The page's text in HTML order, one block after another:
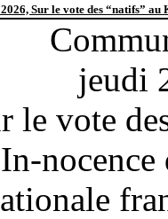
Sur le vote des “natifs” au
jeudi
le vote